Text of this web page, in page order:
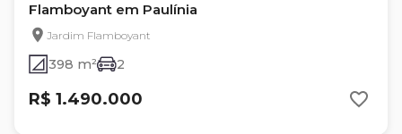
Flamboyant em Paulínia
Jardim Flamboyant
398 m² 2
R$ 1.490.000